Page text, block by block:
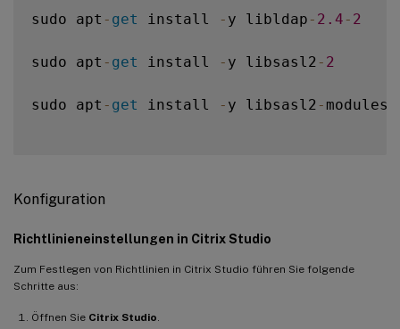
sudo apt - get install - y libldap - 2.4 - 2
sudo apt - get install - y libsasl2 - 2
sudo apt - get install - y libsasl2 - modules
Konfiguration
Richtlinieneinstellungen in Citrix Studio
Zum Festlegen von Richtlinien in Citrix Studio führen Sie folgende
Schritte aus:
Öffnen Sie Citrix Studio